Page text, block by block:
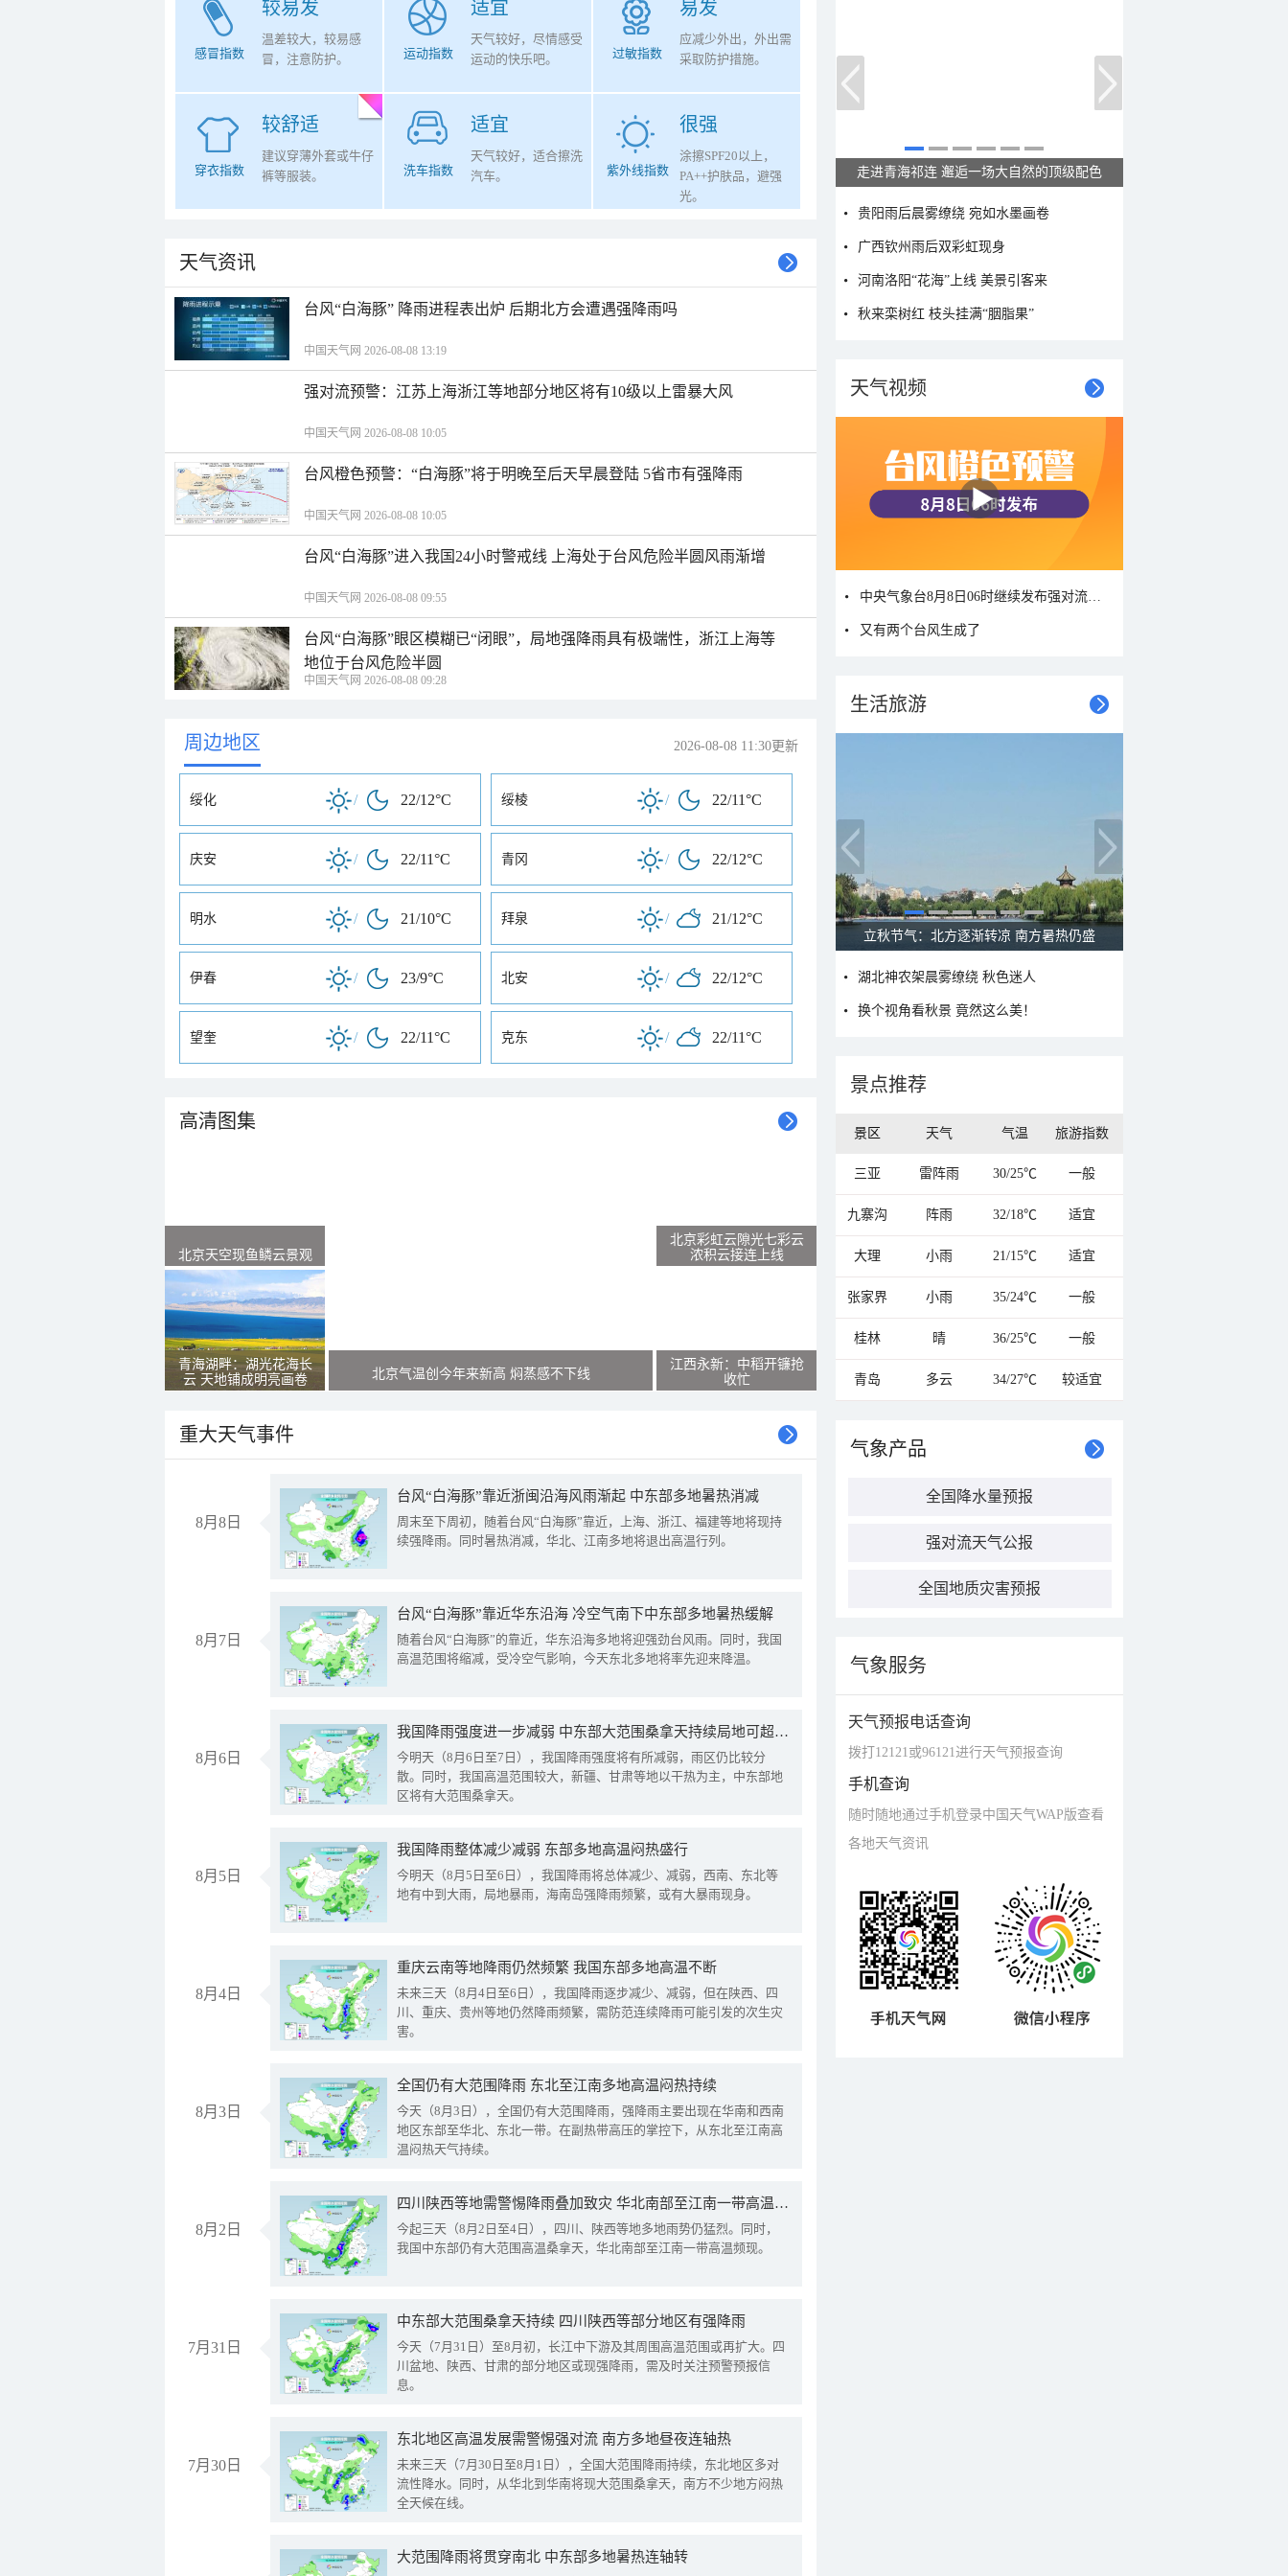
较易发
感冒指数
温差较大，较易感
冒，注意防护。
适宜
运动指数
天气较好，尽情感受
运动的快乐吧。
易发
过敏指数
应减少外出，外出需
采取防护措施。
较舒适
穿衣指数
建议穿薄外套或牛仔
裤等服装。
适宜
洗车指数
天气较好，适合擦洗
汽车。
很强
紫外线指数
涂擦SPF20以上，
PA++护肤品，避强
光。
天气资讯
台风“白海豚” 降雨进程表出炉 后期北方会遭遇强降雨吗
中国天气网 2026-08-08 13:19
强对流预警：江苏上海浙江等地部分地区将有10级以上雷暴大风
中国天气网 2026-08-08 10:05
台风橙色预警：“白海豚”将于明晚至后天早晨登陆 5省市有强降雨
中国天气网 2026-08-08 10:05
台风“白海豚”进入我国24小时警戒线 上海处于台风危险半圆风雨渐增
中国天气网 2026-08-08 09:55
台风“白海豚”眼区模糊已“闭眼”，局地强降雨具有极端性，浙江上海等
地位于台风危险半圆
中国天气网 2026-08-08 09:28
周边地区 2026-08-08 11:30更新
绥化 / 22/12°C 绥棱 / 22/11°C
庆安 / 22/11°C 青冈 / 22/12°C
明水 / 21/10°C 拜泉 / 21/12°C
伊春 / 23/9°C 北安 / 22/12°C
望奎 / 22/11°C 克东 / 22/11°C
高清图集
北京天空现鱼鳞云景观
青海湖畔：湖光花海长
云 天地铺成明亮画卷
北京气温创今年来新高 焖蒸感不下线
北京彩虹云隙光七彩云
浓积云接连上线
江西永新：中稻开镰抢
收忙
重大天气事件
8月8日
台风“白海豚”靠近浙闽沿海风雨渐起 中东部多地暑热消减
周末至下周初，随着台风“白海豚”靠近，上海、浙江、福建等地将现持
续强降雨。同时暑热消减，华北、江南多地将退出高温行列。
8月7日
台风“白海豚”靠近华东沿海 冷空气南下中东部多地暑热缓解
随着台风“白海豚”的靠近，华东沿海多地将迎强劲台风雨。同时，我国
高温范围将缩减，受冷空气影响，今天东北多地将率先迎来降温。
8月6日
我国降雨强度进一步减弱 中东部大范围桑拿天持续局地可超38℃
今明天（8月6日至7日），我国降雨强度将有所减弱，雨区仍比较分
散。同时，我国高温范围较大，新疆、甘肃等地以干热为主，中东部地
区将有大范围桑拿天。
8月5日
我国降雨整体减少减弱 东部多地高温闷热盛行
今明天（8月5日至6日），我国降雨将总体减少、减弱，西南、东北等
地有中到大雨，局地暴雨，海南岛强降雨频繁，或有大暴雨现身。
8月4日
重庆云南等地降雨仍然频繁 我国东部多地高温不断
未来三天（8月4日至6日），我国降雨逐步减少、减弱，但在陕西、四
川、重庆、贵州等地仍然降雨频繁，需防范连续降雨可能引发的次生灾
害。
8月3日
全国仍有大范围降雨 东北至江南多地高温闷热持续
今天（8月3日），全国仍有大范围降雨，强降雨主要出现在华南和西南
地区东部至华北、东北一带。在副热带高压的掌控下，从东北至江南高
温闷热天气持续。
8月2日
四川陕西等地需警惕降雨叠加致灾 华北南部至江南一带高温频现
今起三天（8月2日至4日），四川、陕西等地多地雨势仍猛烈。同时，
我国中东部仍有大范围高温桑拿天，华北南部至江南一带高温频现。
7月31日
中东部大范围桑拿天持续 四川陕西等部分地区有强降雨
今天（7月31日）至8月初，长江中下游及其周围高温范围或再扩大。四
川盆地、陕西、甘肃的部分地区或现强降雨，需及时关注预警预报信
息。
7月30日
东北地区高温发展需警惕强对流 南方多地昼夜连轴热
未来三天（7月30日至8月1日），全国大范围降雨持续，东北地区多对
流性降水。同时，从华北到华南将现大范围桑拿天，南方不少地方闷热
全天候在线。
大范围降雨将贯穿南北 中东部多地暑热连轴转
当小鸟与荷花同框 可爱值拉满
贵阳雨后晨雾缭绕 宛如水墨画卷
广西钦州雨后双彩虹现身
河南洛阳“花海”上线 美景引客来
秋来栾树红 枝头挂满“胭脂果”
天气视频
中央气象台8月8日06时继续发布强对流天气蓝色预警
又有两个台风生成了
生活旅游
立秋这样过：啃秋晒秋贴秋膘 庆祝丰收迎秋来
湖北神农架晨雾缭绕 秋色迷人
换个视角看秋景 竟然这么美！
景点推荐
景区 天气 气温 旅游指数
三亚 雷阵雨 30/25℃ 一般
九寨沟 阵雨 32/18℃ 适宜
大理 小雨 21/15℃ 适宜
张家界 小雨 35/24℃ 一般
桂林 晴 36/25℃ 一般
青岛 多云 34/27℃ 较适宜
气象产品
全国降水量预报
强对流天气公报
全国地质灾害预报
气象服务
天气预报电话查询
拨打12121或96121进行天气预报查询
手机查询
随时随地通过手机登录中国天气WAP版查看
各地天气资讯